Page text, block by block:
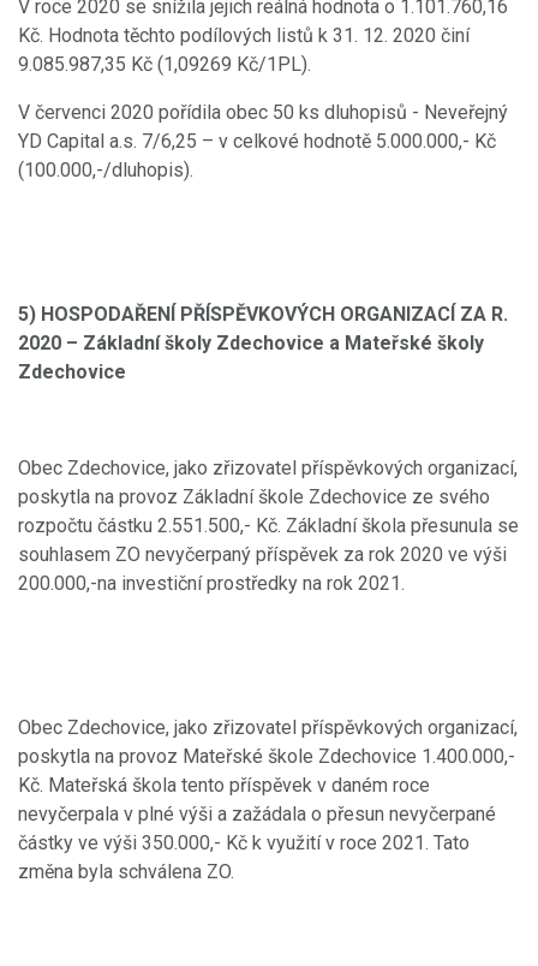
V roce 2020 se snížila jejich reálná hodnota o 1.101.760,16
Kč. Hodnota těchto podílových listů k 31. 12. 2020 činí
9.085.987,35 Kč (1,09269 Kč/1PL).
V červenci 2020 pořídila obec 50 ks dluhopisů - Neveřejný
YD Capital a.s. 7/6,25 – v celkové hodnotě 5.000.000,- Kč
(100.000,-/dluhopis).
5) HOSPODAŘENÍ PŘÍSPĚVKOVÝCH ORGANIZACÍ ZA R.
2020 – Základní školy Zdechovice a Mateřské školy
Zdechovice
Obec Zdechovice, jako zřizovatel příspěvkových organizací,
poskytla na provoz Základní škole Zdechovice ze svého
rozpočtu částku 2.551.500,- Kč. Základní škola přesunula se
souhlasem ZO nevyčerpaný příspěvek za rok 2020 ve výši
200.000,-na investiční prostředky na rok 2021.
Obec Zdechovice, jako zřizovatel příspěvkových organizací,
poskytla na provoz Mateřské škole Zdechovice 1.400.000,-
Kč. Mateřská škola tento příspěvek v daném roce
nevyčerpala v plné výši a zažádala o přesun nevyčerpané
částky ve výši 350.000,- Kč k využití v roce 2021. Tato
změna byla schválena ZO.